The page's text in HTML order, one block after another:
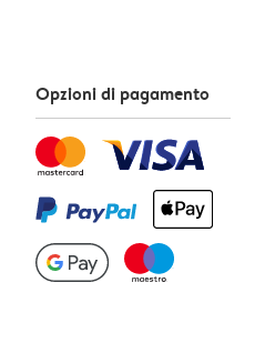
Opzioni di pagamento